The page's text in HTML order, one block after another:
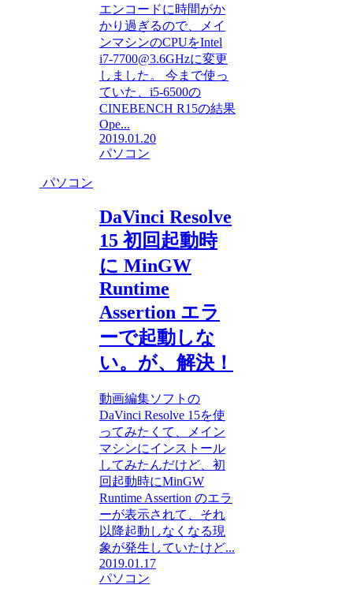
エンコードに時間がか
かり過ぎるので、メイ
ンマシンのCPUをIntel
i7-7700@3.6GHzに変更
しました。 今まで使っ
ていた、i5-6500の
CINEBENCH R15の結果
Ope...
2019.01.20
パソコン
パソコン
DaVinci Resolve
15 初回起動時
に MinGW
Runtime
Assertion エラ
ーで起動しな
い。が、解決！
動画編集ソフトの
DaVinci Resolve 15を使
ってみたくて、メイン
マシンにインストール
してみたんだけど、初
回起動時にMinGW
Runtime Assertion のエラ
ーが表示されて、それ
以降起動しなくなる現
象が発生していたけど...
2019.01.17
パソコン